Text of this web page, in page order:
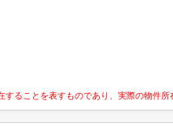
ることを表すものであり、実際の物件所